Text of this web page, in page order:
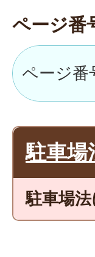
ページ番
駐車場
駐車場